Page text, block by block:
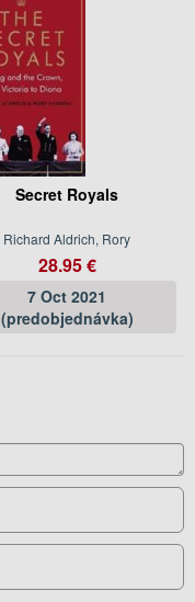
Secret Royals
Richard Aldrich, Rory
28.95 €
7 Oct 2021
(predobjednávka)